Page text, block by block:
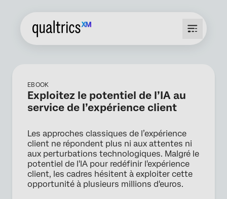
EBOOK
Exploitez le potentiel de l’IA au
service de l’expérience client
Les approches classiques de l’expérience
client ne répondent plus ni aux attentes ni
aux perturbations technologiques. Malgré le
potentiel de l'IA pour redéfinir l'expérience
client, les cadres hésitent à exploiter cette
opportunité à plusieurs millions d'euros.